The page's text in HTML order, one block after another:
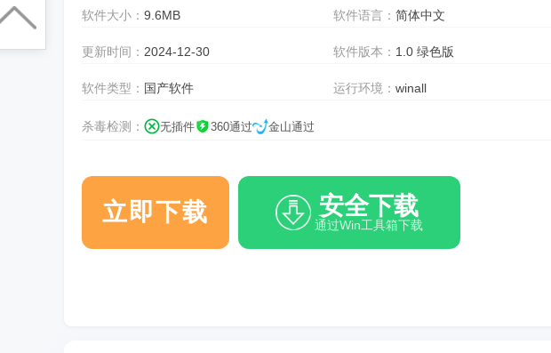
软件大小： 9.6MB 软件语言：简体中文
更新时间： 2024-12-30 软件版本： 1.0 绿色版
软件类型： 国产软件 运行环境：winall
杀毒检测： 无插件 360通过 金山通过
立即下载 安全下载
通过Win工具箱下载